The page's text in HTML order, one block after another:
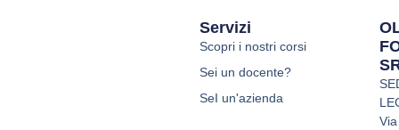
Servizi
Scopri i nostri corsi
Sei un docente?
SeI un'azienda
Via